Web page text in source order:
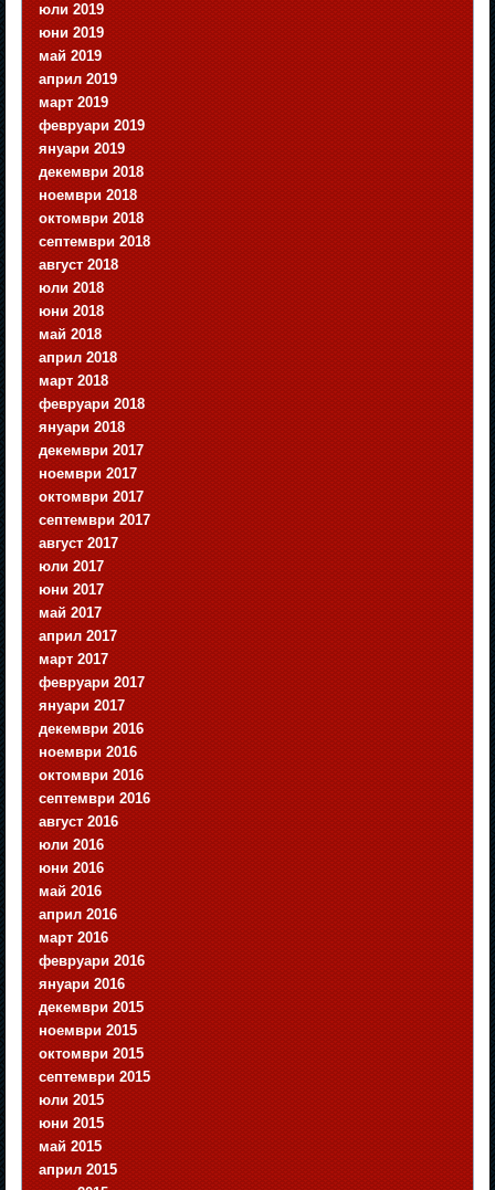
юли 2019
юни 2019
май 2019
април 2019
март 2019
февруари 2019
януари 2019
декември 2018
ноември 2018
октомври 2018
септември 2018
август 2018
юли 2018
юни 2018
май 2018
април 2018
март 2018
февруари 2018
януари 2018
декември 2017
ноември 2017
октомври 2017
септември 2017
август 2017
юли 2017
юни 2017
май 2017
април 2017
март 2017
февруари 2017
януари 2017
декември 2016
ноември 2016
октомври 2016
септември 2016
август 2016
юли 2016
юни 2016
май 2016
април 2016
март 2016
февруари 2016
януари 2016
декември 2015
ноември 2015
октомври 2015
септември 2015
юли 2015
юни 2015
май 2015
април 2015